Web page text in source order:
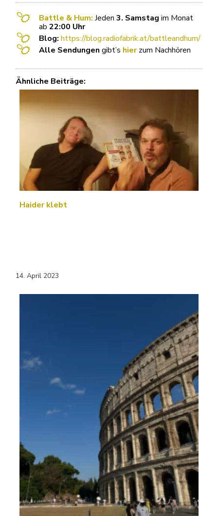
Battle & Hum: Jeden 3. Samstag im Monat
ab 22:00 Uhr
Blog: https://blog.radiofabrik.at/battleandhum/
Alle Sendungen gibt’s hierzum Nachhören
Ähnliche Beiträge:
Haider klebt
14. April 2023